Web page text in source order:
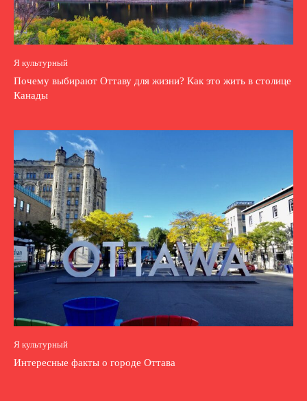
Я культурный
Почему выбирают Оттаву для жизни? Как это жить в столице
Канады
Я культурный
Интересные факты о городе Оттава